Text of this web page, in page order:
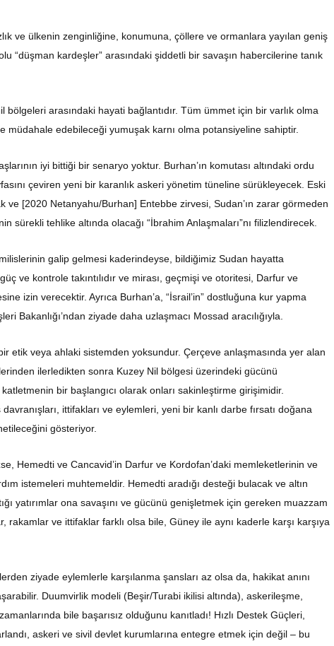
ve ülkenin zenginliğine, konumuna, çöllere ve ormanlara yayılan geniş
“düşman kardeşler” arasındaki şiddetli bir savaşın habercilerine tanık
bölgeleri arasındaki hayati bağlantıdır. Tüm ümmet için bir varlık olma
edebileceği yumuşak karnı olma potansiyeline sahiptir.
iyi bittiği bir senaryo yoktur. Burhan’ın komutası altındaki ordu
çeviren yeni bir karanlık askeri yönetim tüneline sürükleyecek. Eski
ve [2020 Netanyahu/Burhan] Entebbe zirvesi, Sudan’ın zarar görmeden
sürekli tehlike altında olacağı “İbrahim Anlaşmaları”nı filizlendirecek.
galip gelmesi kaderindeyse, bildiğimiz Sudan hayatta
ve kontrole takıntılıdır ve mirası, geçmişi ve otoritesi, Darfur ve
izin verecektir. Ayrıca Burhan’a, “İsrail’in” dostluğuna kur yapma
Bakanlığı’ndan ziyade daha uzlaşmacı Mossad aracılığıyla.
etik veya ahlaki sistemden yoksundur. Çerçeve anlaşmasında yer alan
ilerledikten sonra Kuzey Nil bölgesi üzerindeki gücünü
bir başlangıcı olarak onları sakinleştirme girişimidir.
ittifakları ve eylemleri, yeni bir kanlı darbe fırsatı doğana
gösteriyor.
Hemedti ve Cancavid’in Darfur ve Kordofan’daki memleketlerinin ve
istemeleri muhtemeldir. Hemedti aradığı desteği bulacak ve altın
yatırımlar ona savaşını ve gücünü genişletmek için gereken muazzam
rakamlar ve ittifaklar farklı olsa bile, Güney ile aynı kaderle karşı karşıya
ziyade eylemlerle karşılanma şansları az olsa da, hakikat anını
Duumvirlik modeli (Beşir/Turabi ikilisi altında), askerileşme,
bile başarısız olduğunu kanıtladı! Hızlı Destek Güçleri,
askeri ve sivil devlet kurumlarına entegre etmek için değil – bu